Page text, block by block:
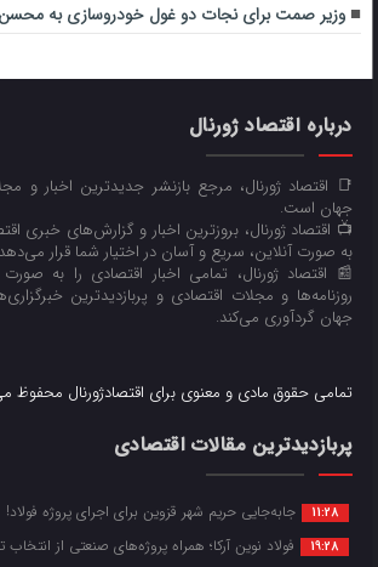
وزیر صمت برای نجات دو غول خودروسازی به
درباره اقتصاد ژورنال
📑 اقتصاد ژورنال، مرجع بازنشر جدیدترین اخبار و
جهان است.
📺 اقتصاد ژورنال، بروزترین اخبار و گزارش‌های خبری
به صورت آنلاین، سریع و آسان در اختیار شما قرار می‌‌دهد.
📰 اقتصاد ژورنال، تمامی اخبار اقتصادی را به صورت
روزنامه‌ها و مجلات اقتصادی و پربازدیدترین
جهان گردآوری می‌کند.
تمامی حقوق مادی و معنوی برای اقتصادژورنال محفوظ
پربازدیدترین مقالات اقتصادی
11:28 جابه‌جایی حریم شهر قزوین برای اجرای پروژه فولاد!
19:28 فولاد نوین آرکا؛ همراه پروژه‌های صنعتی از انتخاب